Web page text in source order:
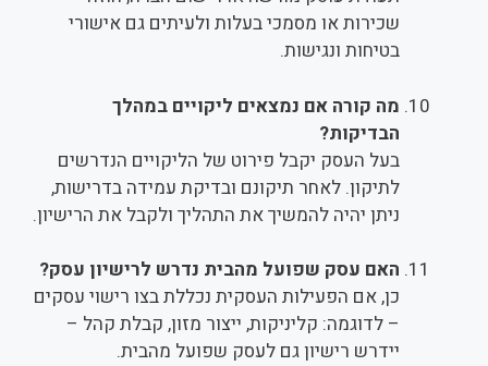
שכירות או מסמכי בעלות ולעיתים גם אישורי
בטיחות ונגישות.
מה קורה אם נמצאים ליקויים במהלך
הבדיקות?
בעל העסק יקבל פירוט של הליקויים הנדרשים
לתיקון. לאחר תיקונם ובדיקת עמידה בדרישות,
ניתן יהיה להמשיך את התהליך ולקבל את הרישיון.
האם עסק שפועל מהבית נדרש לרישיון עסק?
כן, אם הפעילות העסקית נכללת בצו רישוי עסקים
– לדוגמה: קליניקות, ייצור מזון, קבלת קהל –
יידרש רישיון גם לעסק שפועל מהבית.